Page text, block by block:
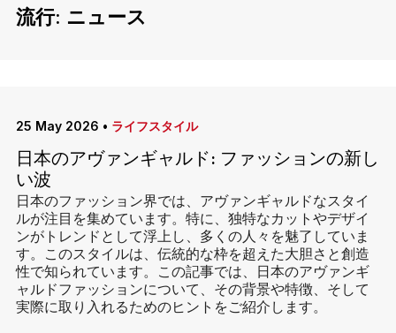
流行: ニュース
25 May 2026 • ライフスタイル
日本のアヴァンギャルド: ファッションの新し
い波
日本のファッション界では、アヴァンギャルドなスタイ
ルが注目を集めています。特に、独特なカットやデザイ
ンがトレンドとして浮上し、多くの人々を魅了していま
す。このスタイルは、伝統的な枠を超えた大胆さと創造
性で知られています。この記事では、日本のアヴァンギ
ャルドファッションについて、その背景や特徴、そして
実際に取り入れるためのヒントをご紹介します。